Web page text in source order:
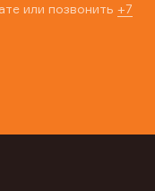
или позвонить +7